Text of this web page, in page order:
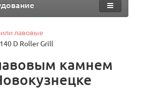
лавовые
D Roller Grill
камнем